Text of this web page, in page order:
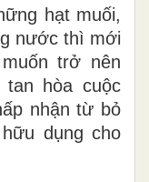
hạt muối,
nước thì mới
trở nên
hòa cuộc
nhận từ bỏ
dụng cho